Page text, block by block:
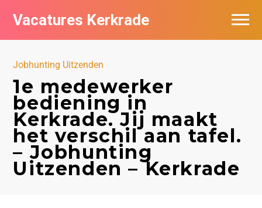
Vacatures Kerkrade
Jobhunting Uitzenden
1e medewerker
bediening in
Kerkrade. Jij maakt
het verschil aan tafel.
– Jobhunting
Uitzenden – Kerkrade
Vacatures per bedrijf in Kerkrade